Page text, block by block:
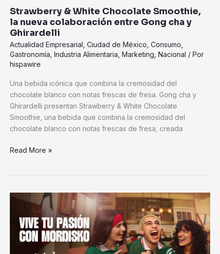
Strawberry & White Chocolate Smoothie,
la nueva colaboración entre Gong cha y
Ghirardelli
Actualidad Empresarial Ciudad de México Consumo
Gastronomía Industria Alimentaria Marketing Nacional / Por
hispawire
Una bebida icónica que combina la cremosidad del
chocolate blanco con notas frescas de fresa. Gong cha y
Ghirardelli presentan Strawberry & White Chocolate
Smoothie, una bebida que combina la cremosidad del
chocolate blanco con notas frescas de fresa, creada
Read More »
Mordisko
presenta
una
edición
limitada